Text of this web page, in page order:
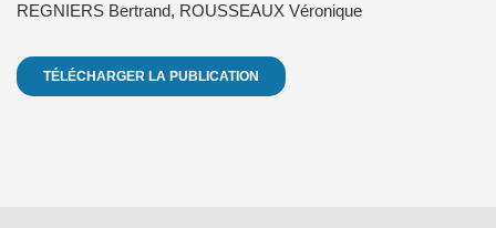
REGNIERS Bertrand, ROUSSEAUX Véronique
TÉLÉCHARGER LA PUBLICATION